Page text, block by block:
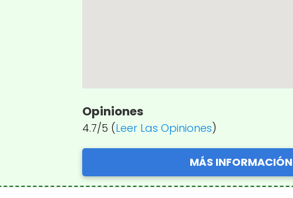
Opiniones
4.7/5 (Leer Las Opiniones)
MÁS INFORMACIÓN